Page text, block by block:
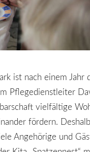
ist nach einem Jahr
Pflegedienstleiter
vielfältige
fördern.
Angehörige und